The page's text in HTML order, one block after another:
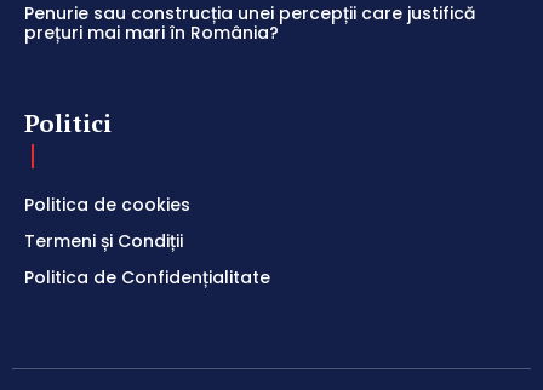
Penurie sau construcția unei percepții care justifică
prețuri mai mari în România?
Politici
Politica de cookies
Termeni și Condiții
Politica de Confidențialitate